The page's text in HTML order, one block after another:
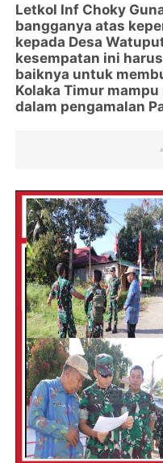
Letkol Inf Choky
bangganya atas
kepada Desa
kesempatan ini
baiknya untuk
Kolaka Timur
dalam pengamalan